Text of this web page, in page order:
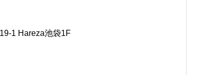
1 Hareza池袋1F